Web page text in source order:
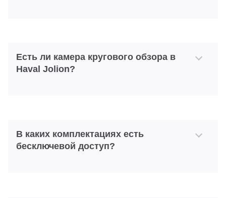
Есть ли камера кругового обзора в
Haval Jolion?
В каких комплектациях есть
бесключевой доступ?